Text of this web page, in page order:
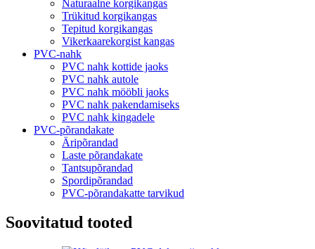
Naturaalne korgikangas
Trükitud korgikangas
Tepitud korgikangas
Vikerkaarekorgist kangas
PVC-nahk
PVC nahk kottide jaoks
PVC nahk autole
PVC nahk mööbli jaoks
PVC nahk pakendamiseks
PVC nahk kingadele
PVC-põrandakate
Äripõrandad
Laste põrandakate
Tantsupõrandad
Spordipõrandad
PVC-põrandakatte tarvikud
Soovitatud tooted